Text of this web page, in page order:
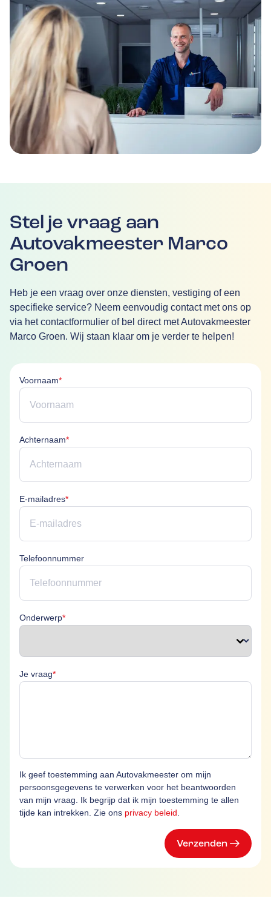
Stel je vraag aan
Autovakmeester Marco
Groen
Heb je een vraag over onze diensten, vestiging of een
specifieke service? Neem eenvoudig contact met ons op
via het contactformulier of bel direct met Autovakmeester
Marco Groen. Wij staan klaar om je verder te helpen!
Voornaam*Voornaam is verplicht
Achternaam*Achternaam is verplicht
E-mailadres*E-mailadres is verplicht
Telefoonnummer
Onderwerp*Onderwerp is verplicht
Je vraag*Je vraag is verplicht
Ik geef toestemming aan Autovakmeester om mijn
persoonsgegevens te verwerken voor het beantwoorden
van mijn vraag. Ik begrijp dat ik mijn toestemming te allen
tijde kan intrekken. Zie ons privacy beleid
Verzenden